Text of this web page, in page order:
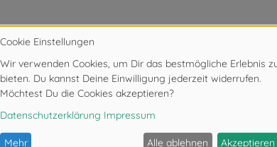
Wird oft zusammen gekauft